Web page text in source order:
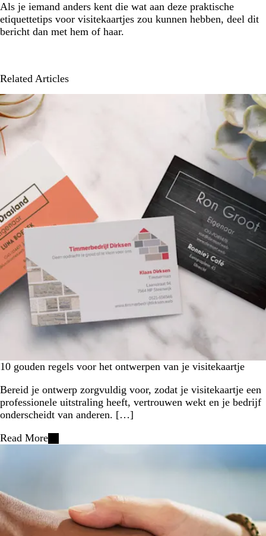
Als je iemand anders kent die wat aan deze praktische
etiquettetips voor visitekaartjes zou kunnen hebben, deel dit
bericht dan met hem of haar.
Related Articles
10 gouden regels voor het ontwerpen van je visitekaartje
Bereid je ontwerp zorgvuldig voor, zodat je visitekaartje een
professionele uitstraling heeft, vertrouwen wekt en je bedrijf
onderscheidt van anderen. […]
Read More